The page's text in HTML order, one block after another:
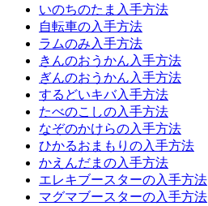
いのちのたま入手方法
自転車の入手方法
ラムのみ入手方法
きんのおうかん入手方法
ぎんのおうかん入手方法
するどいキバ入手方法
たべのこしの入手方法
なぞのかけらの入手方法
ひかるおまもりの入手方法
かえんだまの入手方法
エレキブースターの入手方法
マグマブースターの入手方法